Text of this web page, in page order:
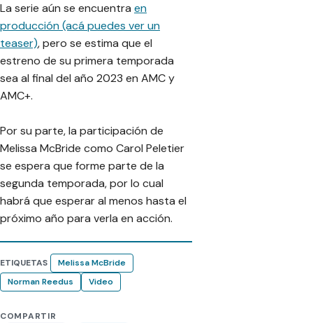
La serie aún se encuentra en
producción (acá puedes ver un
teaser), pero se estima que el
estreno de su primera temporada
sea al final del año 2023 en AMC y
AMC+.
Por su parte, la participación de
Melissa McBride como Carol Peletier
se espera que forme parte de la
segunda temporada, por lo cual
habrá que esperar al menos hasta el
próximo año para verla en acción.
ETIQUETAS
Melissa McBride
Norman Reedus
Video
COMPARTIR